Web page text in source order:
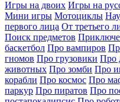
Игры на двоих Игры на
Мини игры Мотоциклы
первого лица От третьего
Поиск предметов
баскетбол Про вампиров
гномов Про грузовики Про
животных Про зомби Про
корабли Про космос Про
паркур Про пиратов Про